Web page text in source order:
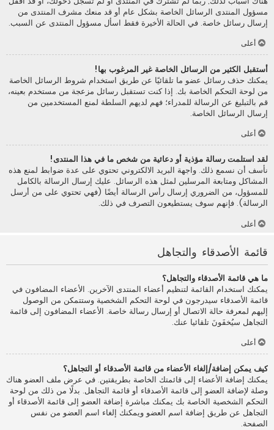
مسؤول المنتدى الرسائل الخاصة بشكل عام أو قد منعك مشرف المنتدى من
إرسال رسائل خاصة. في الحالة الأخيرة فقط اسأل مسؤول المنتدى عن السبب.
أعلى
أستقبل الكثير من الرسائل الخاصة غير المرغوب بها!
يمكنك حذف رسائل عضو ما تلقائيًا عن طريق استخدام شروط الرسائل الخاصة
من لوحة التحكم الخاصة بك. إذا كنت تستقبل رسائل مزعجة من مستخدم بعينه،
قم بالتبليغ عن الرسالة للمدراء؛ فهم لديهم السلطة لمنع المستخدمين من
إرسال الرسائل الخاصة.
أعلى
لقد استلمت رسالة مؤذية أو دعائية من شخص ما في هذا المنتدى!
نأسف أن نسمع ذلك. واجهة البريد الالكتروني تحتوي على عدة ضوابط لمنع هذه
المشاكل ومتابعة المرسلين لمثل هذه الرسائل. عليك إرسال الرسالة بالكامل
للمسؤول، من الضروري إرسال رأس الرسالة أيضًا (فهي تحتوي على من أرسل
الرسالة). فإنهم سوف يستطيعون التصرف في ذلك.
أعلى
قائمة الأصدقاء والتجاهل
ما هي قائمة الأصدقاء والتجاهل؟
يمكنك استخدام القائمة لتنظيم أعضاء المنتدى الآخرين. الأعضاء المضافون في
قائمة الأصدقاء سيدرجون في لوحة التحكم الشخصية وستتمكن من الوصول
إليهم لمعرفة حالة الاتصال أو إرسال رسالة خاصة. الأعضاء المضافون إلى قائمة
التجاهل سيُخفَونَ تلقائيا عنك.
أعلى
كيف يمكن إضافة/إلغاء الأعضاء من قائمة الأصدقاء أو التجاهل؟
يمكنك إضافة الأعضاء إلى قائمتك الخاصة بطريقتين. في عرض ملف العضو هناك
وصلة لإضافة العضو إلى قائمة الأصدقاء أو قائمة التجاهل. بدلًا من ذلك من لوحة
التحكم الشخصية الخاصة بك يمكنك مباشرة إضافة العضو إلى قائمة الأصدقاء أو
التجاهل عن طريق إضافة اسم العضو ويمكنك إلغاء اسم العضو من نفس
الصفحة.